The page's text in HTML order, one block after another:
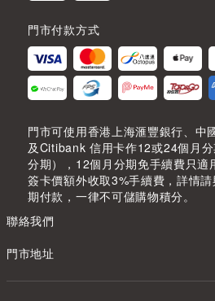
門市付款方式
門市可使用香港上海滙豐銀行、中
及Citibank 信用卡作12或24個月
分期），12個月分期免手續費只
簽卡價額外收取3%手續費，詳情
期付款，一律不可儲購物積分。
聯絡我們
門市地址